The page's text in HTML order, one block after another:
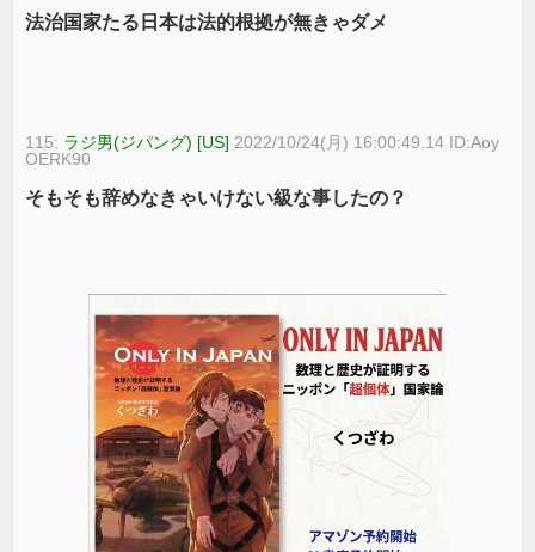
法治国家たる日本は法的根拠が無きゃダメ
115: ラジ男(ジパング) [US] 2022/10/24(月) 16:00:49.14 ID:Aoy
OERK90
そもそも辞めなきゃいけない級な事したの？